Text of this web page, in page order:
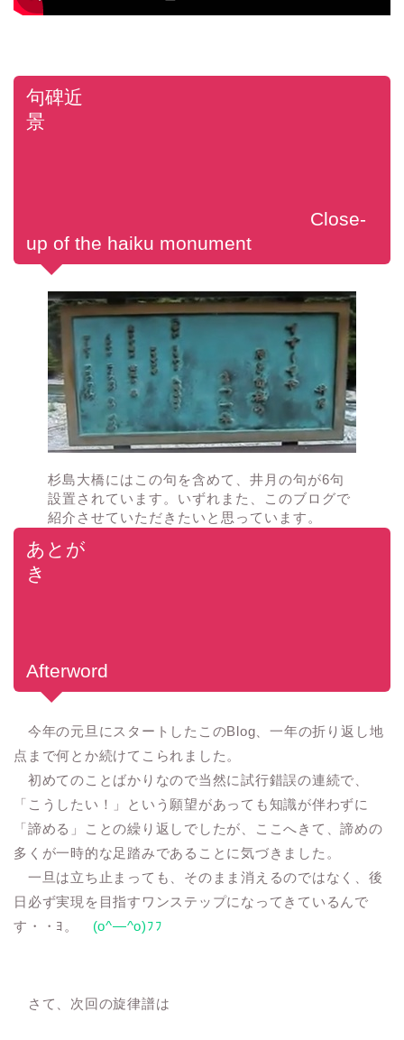
句碑近
景
Close-
up of the haiku monument
杉島大橋にはこの句を含めて、井月の句が6句
設置されています。いずれまた、このブログで
紹介させていただきたいと思っています。
あとが
き
Afterword
今年の元旦にスタートしたこのBlog、一年の折り返し地
点まで何とか続けてこられました。
初めてのことばかりなので当然に試行錯誤の連続で、
「こうしたい！」という願望があっても知識が伴わずに
「諦める」ことの繰り返しでしたが、ここへきて、諦めの
多くが一時的な足踏みであることに気づきました。
一旦は立ち止まっても、そのまま消えるのではなく、後
日必ず実現を目指すワンステップになってきているんで
す・・ﾖ。 (o^―^o)ﾌﾌ
さて、次回の旋律譜は